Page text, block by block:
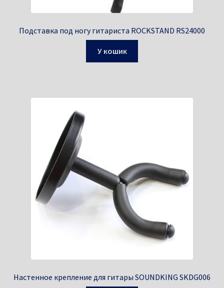
Подставка под ногу гитариста ROCKSTAND RS24000
У кошик
Настенное крепление для гитары SOUNDKING SKDG006